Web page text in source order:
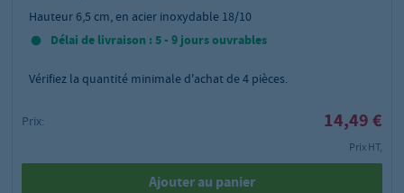
Hauteur 6,5 cm, en acier inoxydable 18/10
Délai de livraison : 5 - 9 jours ouvrables
Vérifiez la quantité minimale d'achat de4 pièces.
Prix: 14,49 €
Prix HT,
Ajouter au panier